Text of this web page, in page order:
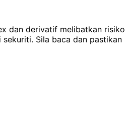
dan derivatif melibatkan risiko
Sila baca dan pastikan